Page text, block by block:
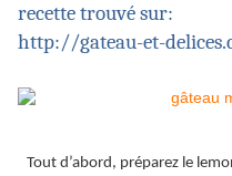
recette trouvé sur:
http://gateau-et-
Tout d’abord, préparez le